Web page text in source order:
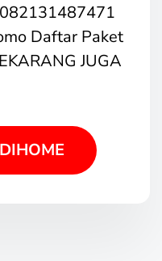
Daftar Paket
JUGA